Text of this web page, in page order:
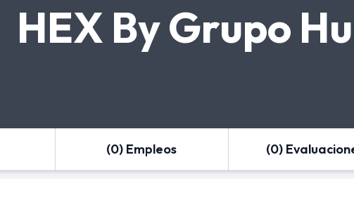
HEX By Grupo
(0) Empleos (0)